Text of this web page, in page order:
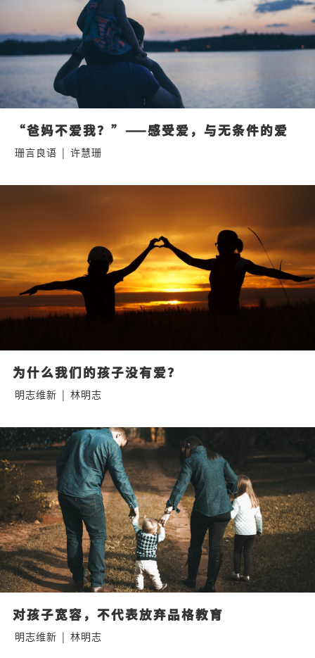
“爸妈不爱我？”——感受爱，与无条件的爱
珊言良语 | 许慧珊
为什么我们的孩子没有爱？
明志维新 | 林明志
对孩子宽容，不代表放弃品格教育
明志维新 | 林明志